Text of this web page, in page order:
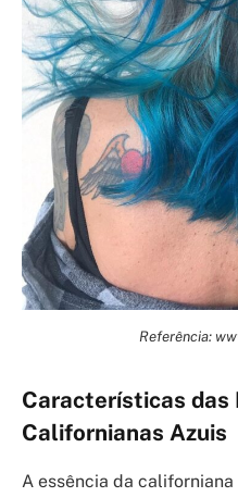
Referência:
Características das
Californianas Azuis
A essência da